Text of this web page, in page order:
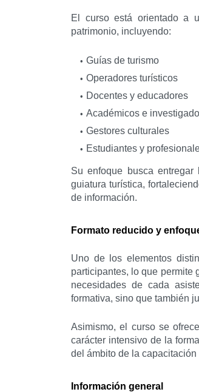
El curso está orientado a
patrimonio, incluyendo:
Guías de turismo
Operadores turísticos
Docentes y educadores
Académicos e
Gestores culturales
Estudiantes y
Su enfoque busca
guiatura turística,
de información.
Formato reducido y
Uno de los elementos
participantes, lo que permite
necesidades de cada
formativa, sino que también
Asimismo, el curso se
carácter intensivo de la
del ámbito de la capacitación
Información general